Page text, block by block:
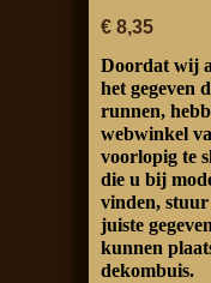
€ 8,35
Doordat wij
het gegeven
runnen,
webwinkel
voorlopig te
die u bij
vinden, stuur
juiste
kunnen
dekombuis.